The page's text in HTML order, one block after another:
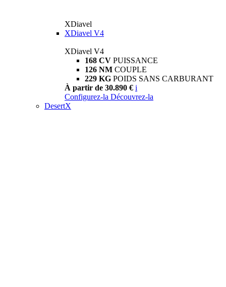
XDiavel
XDiavel V4
XDiavel V4
168 CV PUISSANCE
126 NM COUPLE
229 KG POIDS SANS CARBURANT
À partir de 30.890 € i
Configurez-la Découvrez-la
DesertX